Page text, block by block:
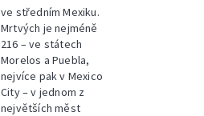
ve středním Mexiku.
Mrtvých je nejméně
216 – ve státech
Morelos a Puebla,
nejvíce pak v Mexico
City – v jednom z
největších měst